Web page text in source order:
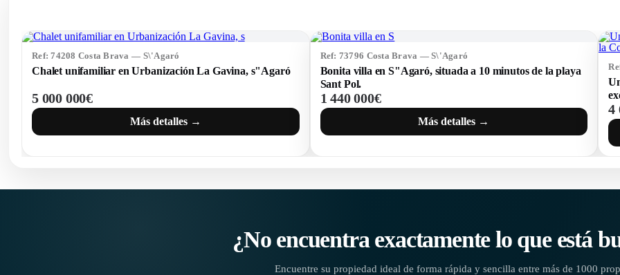
Ref: 74208 Costa Brava — S\'Agaró
Chalet unifamiliar en Urbanización La Gavina, s"Agaró
5 000 000€
Más detalles →
Ref: 73796 Costa Brava — S\'Agaró
Bonita villa en S"Agaró, situada a 10 minutos de la playa
Sant Pol.
1 440 000€
Más detalles →
4
¿No encuentra exactamente lo que está
Encuentre su propiedad ideal de forma rápida y sencilla entre más de 1000